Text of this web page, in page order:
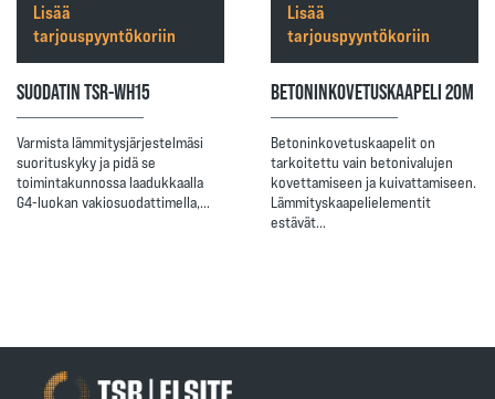
SUODATIN TSR-WH15
Varmista lämmitysjärjestelmäsi
suorituskyky ja pidä se
toimintakunnossa laadukkaalla
G4-luokan vakiosuodattimella,…
Lisää
tarjouspyyntökoriin
BETONINKOVETUSKAAPELI 20M
Betoninkovetuskaapelit on
tarkoitettu vain betonivalujen
kovettamiseen ja kuivattamiseen.
Lämmityskaapelielementit
estävät…
Lisää
tarjouspyyntökoriin